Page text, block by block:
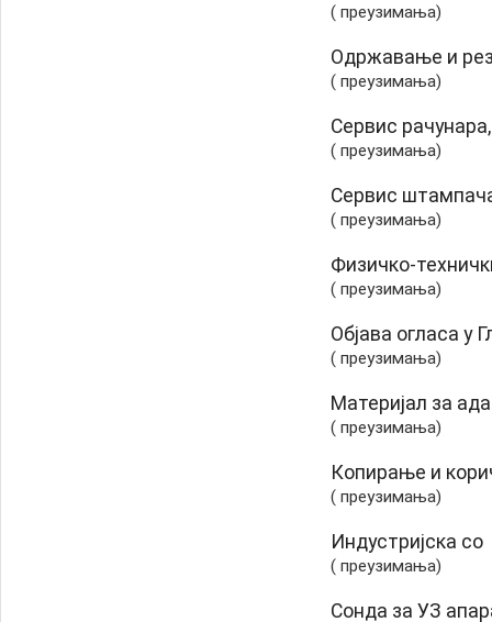
( преузимања)
Одржавање и
( преузимања)
Сервис
( преузимања)
Сервис
( преузимања)
Физичко-
( преузимања)
Објава огласа у
( преузимања)
Материјал за
( преузимања)
Копирање и
( преузимања)
Индустријска со
( преузимања)
Сонда за УЗ